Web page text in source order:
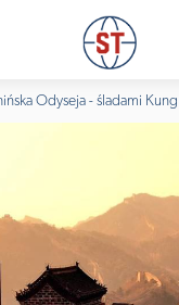
Odyseja - śladami